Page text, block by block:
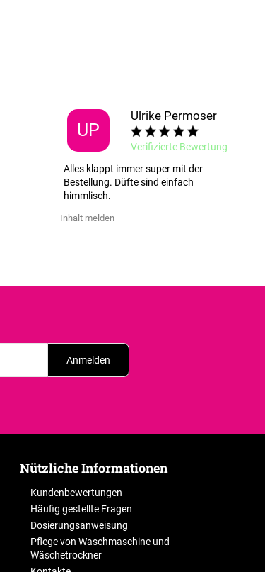
UP
Ulrike Permoser
Verifizierte Bewertung
Alles klappt immer super mit der
Bestellung. Düfte sind einfach
himmlisch.
Inhalt melden
Anmelden
Nützliche Informationen
Kundenbewertungen
Häufig gestellte Fragen
Dosierungsanweisung
Pflege von Waschmaschine und
Wäschetrockner